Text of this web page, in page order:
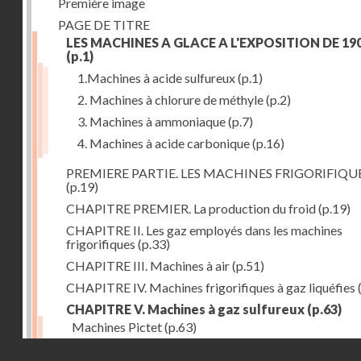
PAGE DE TITRE
LES MACHINES A GLACE A L'EXPOSITION DE
(p.1)
1.Machines à acide sulfureux(p.1)
2. Machines à chlorure de méthyle(p.2)
3. Machines à ammoniaque(p.7)
4. Machines à acide carbonique(p.16)
PREMIERE PARTIE. LES MACHINES
(p.19)
CHAPITRE PREMIER. La production du froid(p.19)
CHAPITRE II. Les gaz employés dans les machines
frigorifiques (p.33)
CHAPITRE III. Machines à air(p.51)
CHAPITRE IV. Machines frigorifiques à gaz liquéfies
CHAPITRE V. Machines à gaz sulfureux (p.63)
Machines Pictet(p.63)